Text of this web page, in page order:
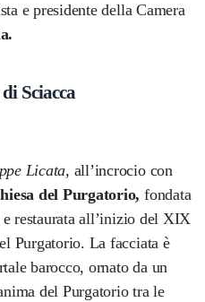
e presidente della Camera
Sciacca
Licata, all’incrocio con
del Purgatorio, fondata
restaurata all’inizio del XIX
Purgatorio. La facciata è
barocco, ornato da un
del Purgatorio tra le